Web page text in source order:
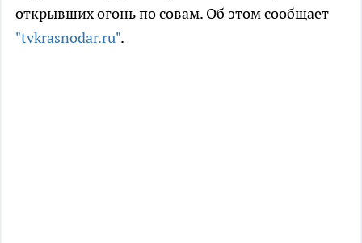
открывших огонь по совам. Об этом сообщает
"tvkrasnodar.ru".